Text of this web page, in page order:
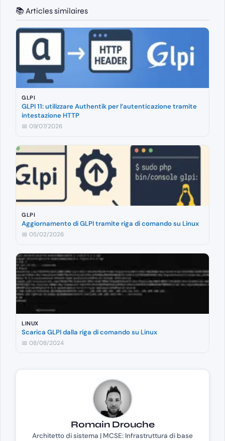
📚 Articles similaires
GLPI
GLPI 11: utilizzare Authentik per l’autenticazione tramite
intestazione HTTP
📅 09/07/2026
GLPI
Aggiornamento di GLPI tramite riga di comando su Linux
📅 05/02/2026
LINUX
Scarica GLPI dalla riga di comando su Linux
📅 08/08/2024
Romain Drouche
Architetto di sistema | MCSE: Infrastruttura di base